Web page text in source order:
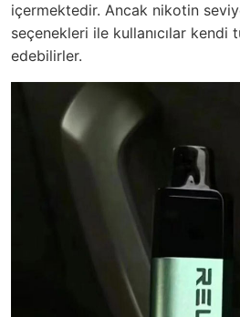
içermektedir. Ancak nikotin
seçenekleri ile kullanıcılar
edebilirler.